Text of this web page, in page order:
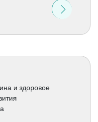
и здоровое